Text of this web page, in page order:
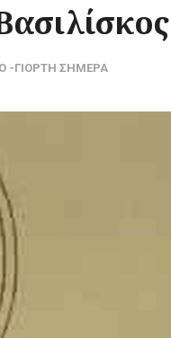
-ΓΙΟΡΤΗ ΣΗΜΕΡΑ